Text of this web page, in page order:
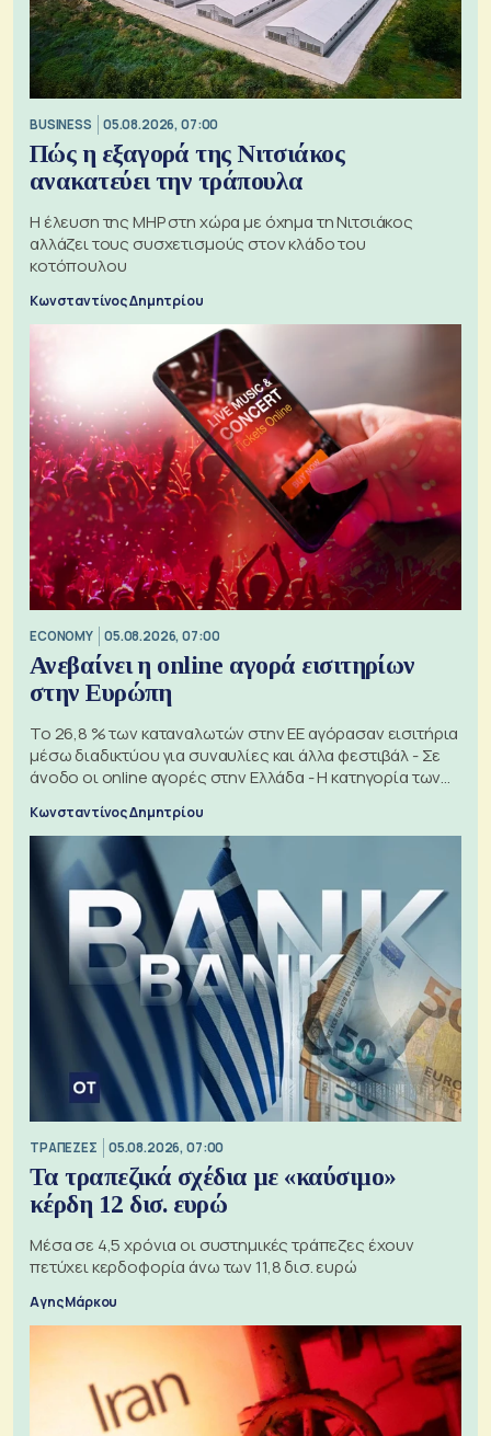
BUSINESS 05.08.2026, 07:00
Πώς η εξαγορά της Νιτσιάκος
ανακατεύει την τράπουλα
H έλευση της MHP στη χώρα με όχημα τη Νιτσιάκος
αλλάζει τους συσχετισμούς στον κλάδο του
κοτόπουλου
Κωνσταντίνος Δημητρίου
ECONOMY 05.08.2026, 07:00
Ανεβαίνει η online αγορά εισιτηρίων
στην Ευρώπη
Το 26,8 % των καταναλωτών στην ΕΕ αγόρασαν εισιτήρια
μέσω διαδικτύου για συναυλίες και άλλα φεστιβάλ - Σε
άνοδο οι online αγορές στην Ελλάδα - Η κατηγορία των
Κωνσταντίνος Δημητρίου
ΤΡΑΠΕΖΕΣ 05.08.2026, 07:00
Τα τραπεζικά σχέδια με «καύσιμο»
κέρδη 12 δισ. ευρώ
Μέσα σε 4,5 χρόνια οι συστημικές τράπεζες έχουν
πετύχει κερδοφορία άνω των 11,8 δισ. ευρώ
Αγης Μάρκου